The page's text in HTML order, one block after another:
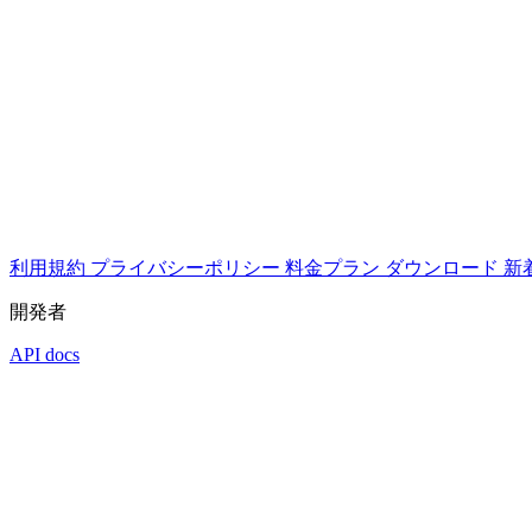
利用規約 プライバシーポリシー 料金プラン ダウンロード 新
開発者
API docs